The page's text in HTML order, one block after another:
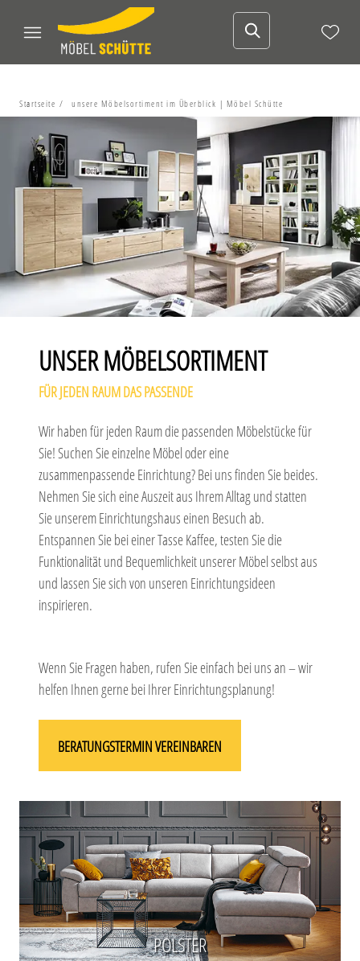
Startseite unsere Möbelsortiment im Überblick | Möbel Schütte
UNSER MÖBELSORTIMENT
FÜR JEDEN RAUM DAS PASSENDE
Wir haben für jeden Raum die passenden Möbelstücke für
Sie! Suchen Sie einzelne Möbel oder eine
zusammenpassende Einrichtung? Bei uns finden Sie beides.
Nehmen Sie sich eine Auszeit aus Ihrem Alltag und statten
Sie unserem Einrichtungshaus einen Besuch ab.
Entspannen Sie bei einer Tasse Kaffee, testen Sie die
Funktionalität und Bequemlichkeit unserer Möbel selbst aus
und lassen Sie sich von unseren Einrichtungsideen
inspirieren.
Wenn Sie Fragen haben, rufen Sie einfach bei uns an – wir
helfen Ihnen gerne bei Ihrer Einrichtungsplanung!
BERATUNGSTERMIN VEREINBAREN
POLSTER